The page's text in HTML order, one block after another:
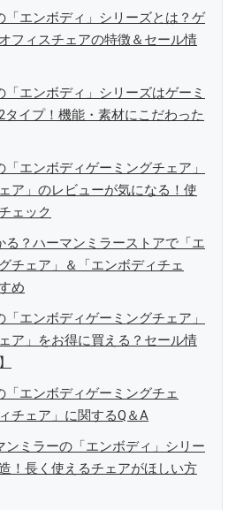
「エンボディ」シリーズとは？ゲ
フィスチェアの特徴＆セール情
エンボディ」シリーズはゲーミ
タイプ！機能・素材にこだわった
エンボディゲーミングチェア」
ア」のレビューが気になる！使
ェック
る？ハーマンミラーストアで「エ
チェア」＆「エンボディチェ
め
エンボディゲーミングチェア」
ア」をお得に買える？セール情
「エンボディゲーミングチェ
チェア」に関するQ＆A
ンミラーの「エンボディ」シリー
！長く使えるチェアがほしい方